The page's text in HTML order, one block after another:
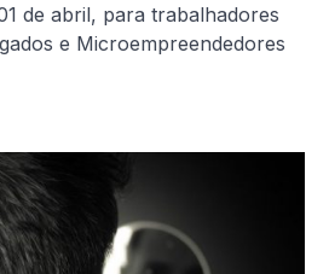
de abril, para trabalhadores
e Microempreendedores